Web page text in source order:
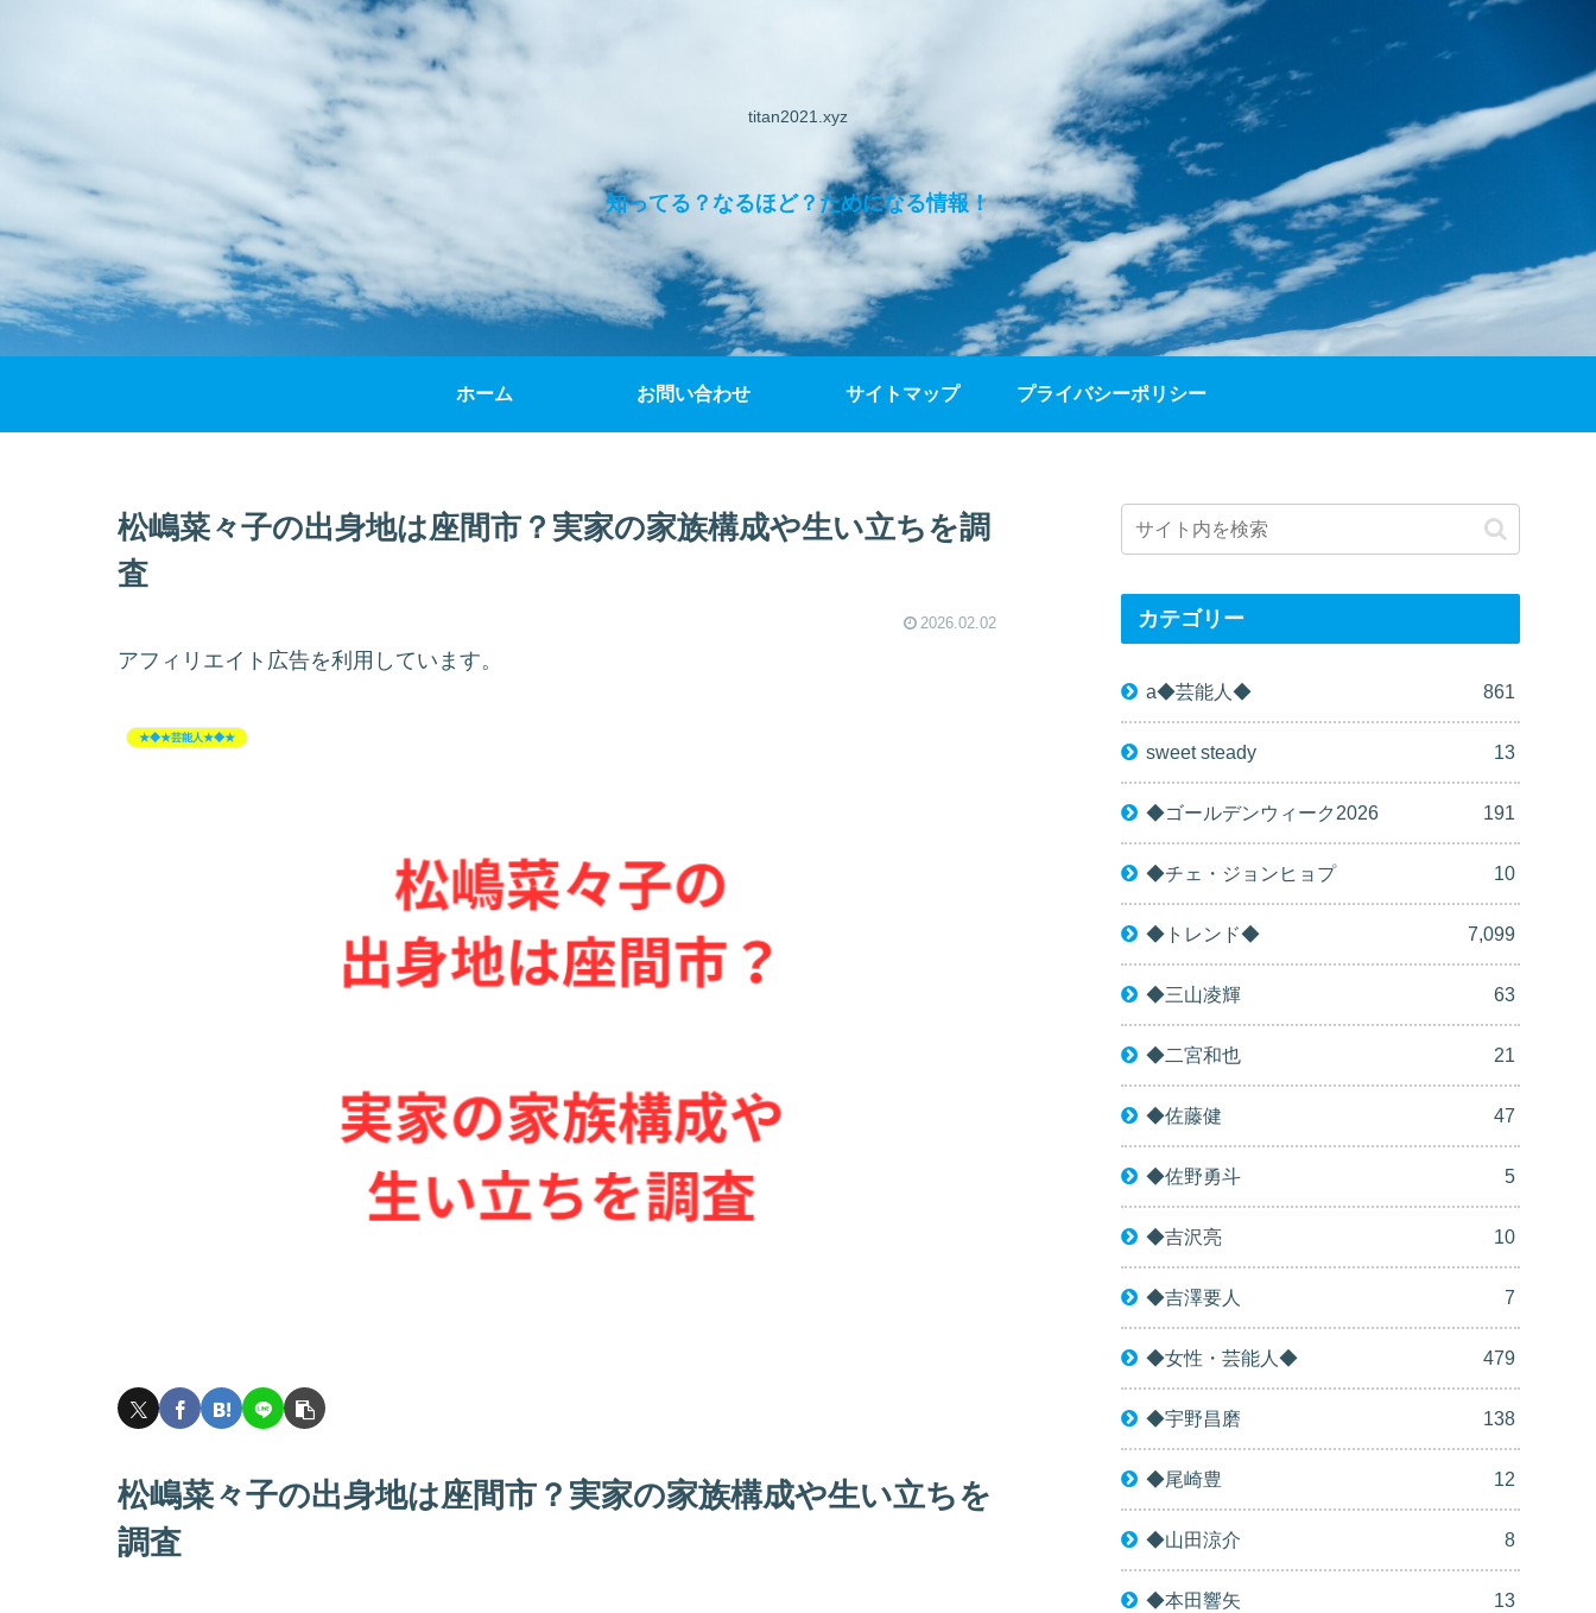
titan2021.xyz
知ってる？なるほど？ためになる情報！
ホーム お問い合わせ サイトマップ プライバシーポリシー
松嶋菜々子の出身地は座間市？実家の家族構成や生い立ちを調
査
2026.02.02
アフィリエイト広告を利用しています。
★◆★芸能人★◆★
松嶋菜々子の出身地は座間市？実家の家族構成や生い立ちを
調査
カテゴリー
a◆芸能人◆ 861
sweet steady 13
◆ゴールデンウィーク2026 191
◆チェ・ジョンヒョプ 10
◆トレンド◆ 7,099
◆三山凌輝 63
◆二宮和也 21
◆佐藤健 47
◆佐野勇斗 5
◆吉沢亮 10
◆吉澤要人 7
◆女性・芸能人◆ 479
◆宇野昌磨 138
◆尾崎豊 12
◆山田涼介 8
◆本田響矢 13